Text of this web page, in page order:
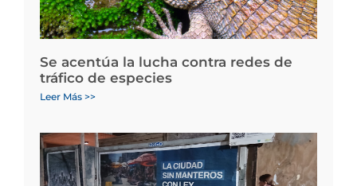
Se acentúa la lucha contra redes de
tráfico de especies
Leer Más >>